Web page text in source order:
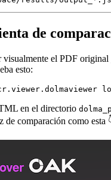
de
visualmente el PDF original
esto:
en el directorio
de comparación como esta